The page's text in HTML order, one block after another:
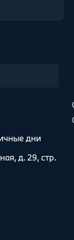
дни
д. 29, стр.